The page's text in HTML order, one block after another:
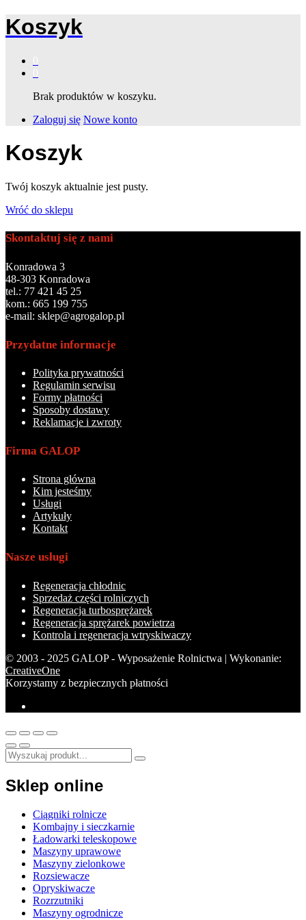
Koszyk
Brak produktów w koszyku.
Zaloguj się Nowe konto
Koszyk
Twój koszyk aktualnie jest pusty.
Wróć do sklepu
Skontaktuj się z nami
Konradowa 3
48-303 Konradowa
tel.: 77 421 45 25
kom.: 665 199 755
e-mail: sklep@agrogalop.pl
Przydatne informacje
Polityka prywatności
Regulamin serwisu
Formy płatności
Sposoby dostawy
Reklamacje i zwroty
Firma GALOP
Strona główna
Kim jesteśmy
Usługi
Artykuły
Kontakt
Nasze usługi
Regeneracja chłodnic
Sprzedaż części rolniczych
Regeneracja turbosprężarek
Regeneracja sprężarek powietrza
Kontrola i regeneracja wtryskiwaczy
© 2003 - 2025 GALOP - Wyposażenie Rolnictwa | Wykonanie:
CreativeOne
Korzystamy z bezpiecznych płatności
Sklep online
Ciągniki rolnicze
Kombajny i sieczkarnie
Ładowarki teleskopowe
Maszyny uprawowe
Maszyny zielonkowe
Rozsiewacze
Opryskiwacze
Rozrzutniki
Maszyny ogrodnicze